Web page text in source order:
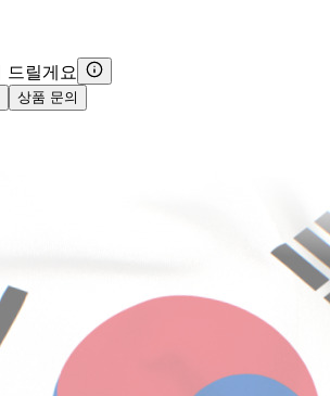
드릴게요
상품 문의